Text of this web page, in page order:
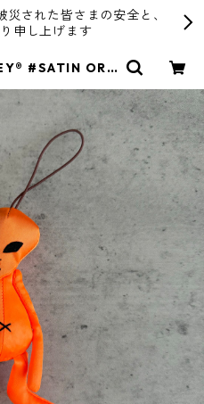
された皆さまの安全と、
申し上げます
ORA